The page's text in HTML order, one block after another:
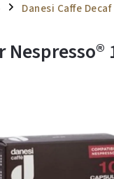
/ Danesi Caffe
Nespresso®